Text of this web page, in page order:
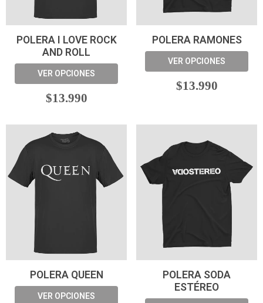
POLERA I LOVE ROCK
AND ROLL
VER OPCIONES
$13.990
POLERA RAMONES
VER OPCIONES
$13.990
POLERA QUEEN
VER OPCIONES
POLERA SODA
ESTÉREO